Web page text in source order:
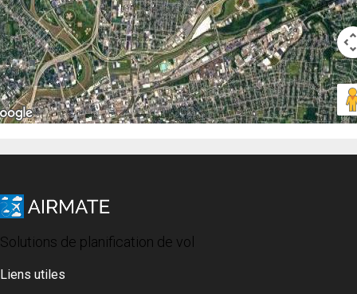
Solutions de planification de vol
Liens utiles